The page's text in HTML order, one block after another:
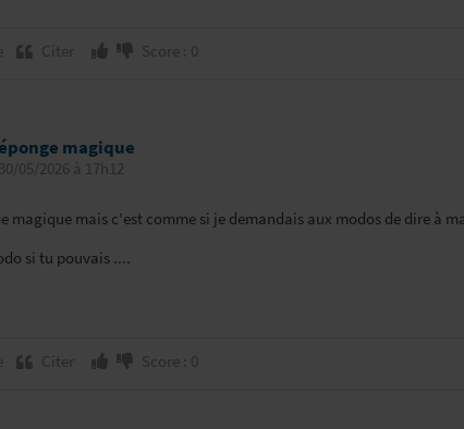
Citer Score : 0
éponge magique
30/05/2026 à 17h12
magique mais c'est comme si je demandais aux modos de dire à
si tu pouvais ....
Citer Score : 0